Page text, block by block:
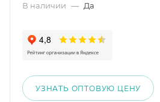
В наличии — Да
УЗНАТЬ ОПТОВУЮ ЦЕНУ